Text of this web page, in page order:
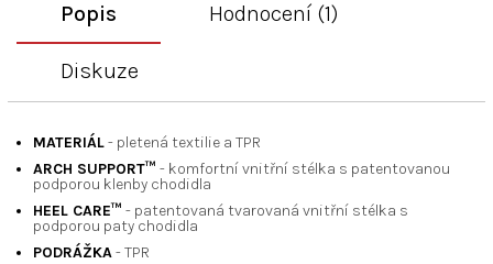
Popis Hodnocení (1)
Diskuze
MATERIÁL- pletená textilie a TPR
ARCH SUPPORT™ - komfortní vnitřní stélka s patentovanou
podporou klenby chodidla
HEEL CARE™ - patentovaná tvarovaná vnitřní stélka s
podporou paty chodidla
PODRÁŽKA- TPR